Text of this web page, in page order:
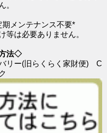
。
メンテナンス不要*
は必要ありません。
法◇
リー(旧らくらく家財便) C